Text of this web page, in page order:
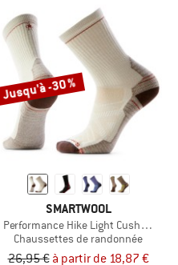
Jusqu'à -30 %
SMARTWOOL
Performance Hike Light Cushion
Chaussettes de randonnée
26,95 € à partir de 18,87 €